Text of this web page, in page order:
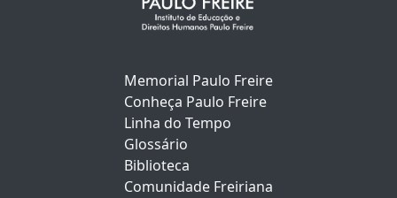
Memorial Paulo Freire
Conheça Paulo Freire
Linha do Tempo
Glossário
Biblioteca
Comunidade Freiriana